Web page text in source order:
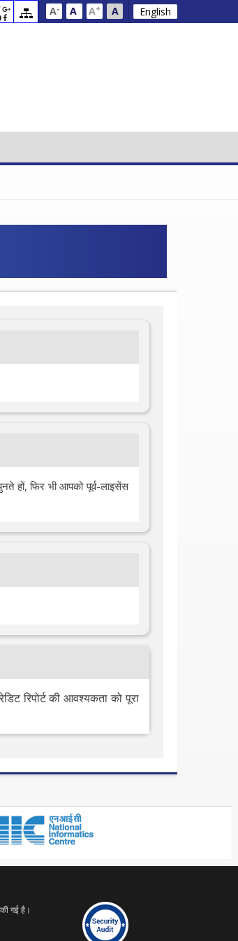
A- A A+ A English
हों, फिर भी आपको पूर्व-लाइसेंस
रिपोर्ट की आवश्यकता को पूरा
गई है।